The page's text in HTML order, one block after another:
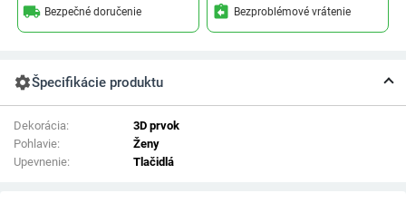
local_shipping Bezpečné doručenie assignment_return Bezproblémové vrátenie
settingsŠpecifikácie produktu
Dekorácia:
3D prvok
Pohlavie:
Ženy
Upevnenie:
Tlačidlá